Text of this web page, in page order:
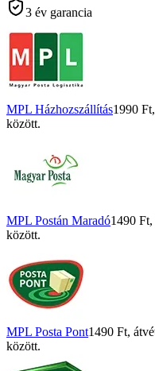
3 év garancia
MPL Házhozszállítás1990 Ft
között.
MPL Postán Maradó1490 Ft
között.
MPL Posta Pont1490 Ft,
között.